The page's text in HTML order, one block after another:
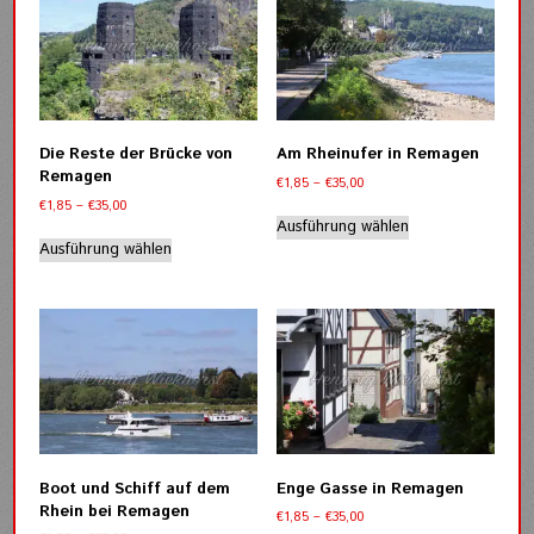
auf.
Die
Optionen
können
auf
Produktseite
auf.
Die
Optionen
können
auf
Produktseite
Die Reste der Brücke von
Remagen
€1,85 –€35,00Preisspanne:
bis
€35,00
Ausführung wählen
Dieses
Produkt
mehrere
Varianten
Die
Optionen
können
auf
Produktseite
gewählt
Am Rheinufer in Remagen
€1,85 – €35,00Preisspanne:
bis
€35,00
Ausführung wählen
Dieses
Produkt
Varianten
auf.
Die
Optionen
können
auf
der
gewählt
Boot und Schiff auf dem
Rhein bei Remagen
Enge Gasse in Remagen
€1,85 – €35,00Preisspanne: